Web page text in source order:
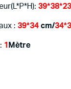
39*38*23
:39*34cm/
1 Mètre